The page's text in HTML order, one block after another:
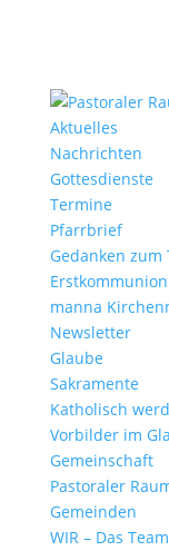
Aktu­elles
Nach­richten
Gottes­dienste
Termine
Pfarr­brief
Gedanken zum
manna
News­letter
Glaube
Sakra­mente
Katho­lisch
Vorbilder im
Gemein­schaft
Pasto­raler
Gemeinden
WIR – Das Team